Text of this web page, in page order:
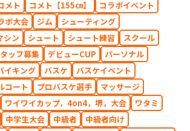
メト コメト【155㎝】
コラボイベント
ボ大会 ジム
シューティング
シン
シュート シュート練習
スクール
ッフ募集 デビューCUP
パーソナル
イキング バスケ
バスケイベント
コート プロバスケ選手
マッサージ
ワイワイカップ，4on4，堺，大会
ワタミ
中学生大会 中級者
中級者向け